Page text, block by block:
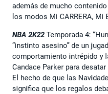
además de mucho
los modos Mi CARRERA, Mi
NBA 2K22 Temporada 4:
“instinto asesino” de un
comportamiento intrépido y
Candace Parker para
El hecho de que las
significa que los regalos